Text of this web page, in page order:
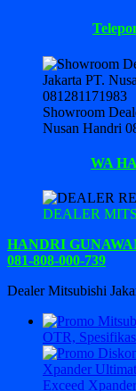
Showroom
Nusan Handri
WA
DEALER
HANDRI
081-808-000-739
Dealer Mitsubishi
OTR,